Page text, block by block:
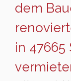
dem
in 47665